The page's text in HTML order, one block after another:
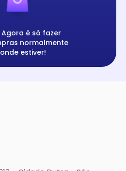
Agora é só fazer
normalmente
estiver!